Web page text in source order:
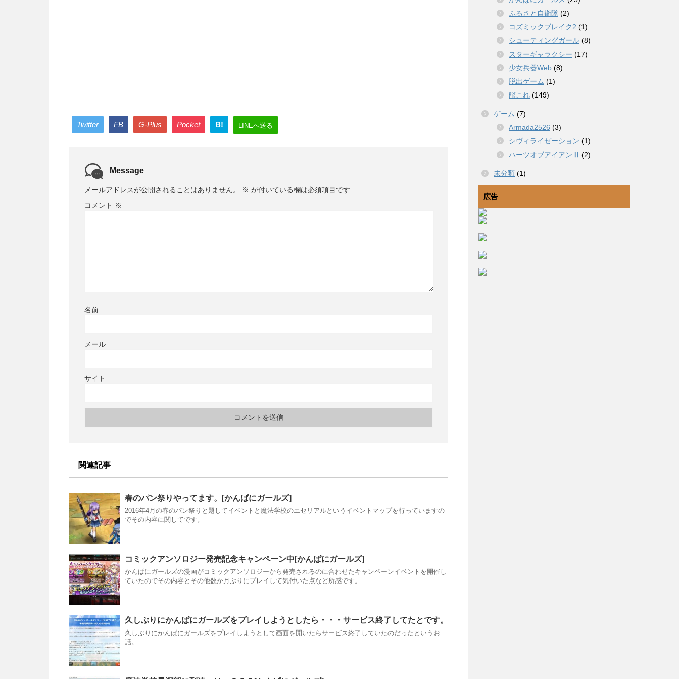
Twitter FB G-Plus Pocket B! LINEへ送る
Message
メールアドレスが公開されることはありません。 ※ が付いている欄は必須項目です
コメント ※
名前
メール
サイト
関連記事
春のパン祭りやってます。[かんぱにガールズ]
2016年4月の春のパン祭りと題してイベントと魔法学校のエセリアルというイベントマップを行っていますの
でその内容に関してです。
コミックアンソロジー発売記念キャンペーン中[かんぱにガールズ]
かんぱにガールズの漫画がコミックアンソロジーから発売されるのに合わせたキャンペーンイベントを開催し
ていたのでその内容とその他数か月ぶりにプレイして気付いた点など所感です。
久しぶりにかんぱにガールズをプレイしようとしたら・・・サービス終了してたとです。
久しぶりにかんぱにガールズをプレイしようとして画面を開いたらサービス終了していたのだったというお
話。
ふるさと自衛隊 (2)
コズミックブレイク2 (1)
シューティングガール (8)
スターギャラクシー (17)
少女兵器Web (8)
脱出ゲーム (1)
艦これ (149)
ゲーム (7)
Armada2526 (3)
シヴィライゼーション (1)
ハーツオブアイアンⅢ (2)
未分類 (1)
広告